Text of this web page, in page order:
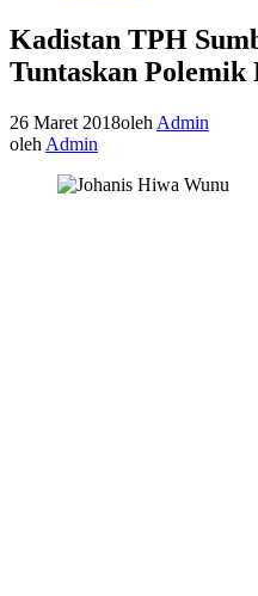
Kadistan TPH
Tuntaskan
26 Maret 2018oleh Admin
oleh Admin